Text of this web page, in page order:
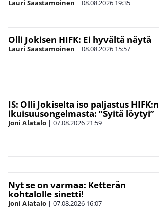
Lauri Saastamoinen 08.08.2026 19:35
Olli Jokisen HIFK: Ei hyvältä näytä
Lauri Saastamoinen | 08.08.2026 15:57
IS: Olli Jokiselta iso paljastus HIFK:n
ikuisuusongelmasta: ”Syitä löytyi”
Joni Alatalo | 07.08.202621:59
Nyt se on varmaa: Ketterän
kohtalolle sinetti!
Joni Alatalo | 07.08.2026 16:07